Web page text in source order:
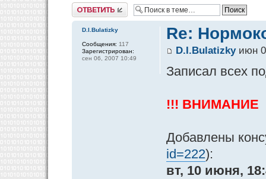
Ответить
Re:
D.I.Bulatizkyиюн
Записал всех
!!! ВНИМАНИЕ
Добавлены
id=222):
вт, 10 июня,
D.I.Bulatizky
Сообщения: 117
Зарегистрирован:
сен 06, 2007 10:49